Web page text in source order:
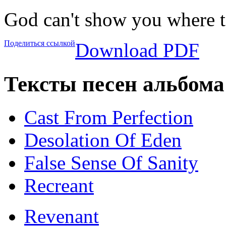
God can't show you where
Поделиться ссылкойDownload PDF
Тексты песен
Cast From Perfection
Desolation Of Eden
False Sense Of Sanity
Recreant
Revenant